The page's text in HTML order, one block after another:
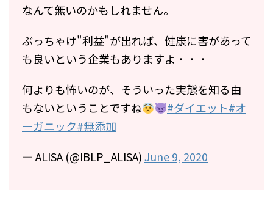
なんて無いのかもしれません。
ぶっちゃけ"利益"が出れば、健康に害があって
も良いという企業もありますよ・・・
何よりも怖いのが、そういった実態を知る由
もないということですね
#ダイエット#オ
ーガニック#無添加
— ALISA (@IBLP_ALISA)June 9, 2020